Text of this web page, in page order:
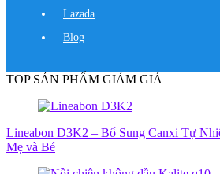
Lazada
Blog
TOP SẢN PHẨM GIẢM GIÁ
Lineabon D3K2 – Bổ Sung Canxi Tự
Mẹ và Bé